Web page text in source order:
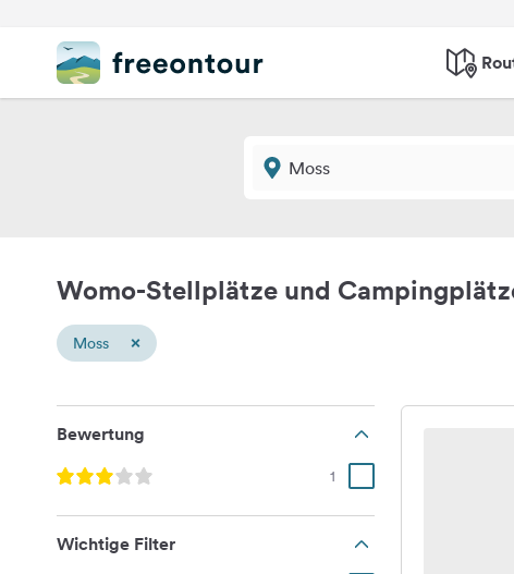
Womo-Stellplätze und
Moss ×
Bewertung
1
Wichtige Filter